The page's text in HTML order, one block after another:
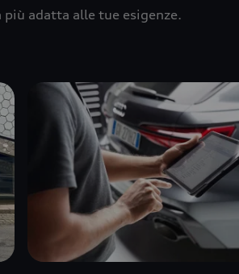
adatta alle tue esigenze.